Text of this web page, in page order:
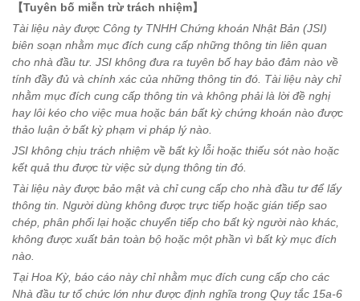
【Tuyên bố miễn trừ trách nhiệm】
Tài liệu này được Công ty TNHH Chứng khoán Nhật Bản (JSI)
biên soạn nhằm mục đích cung cấp những thông tin liên quan
cho nhà đầu tư. JSI không đưa ra tuyên bố hay bảo đảm nào về
tính đầy đủ và chính xác của những thông tin đó. Tài liệu này chỉ
nhằm mục đích cung cấp thông tin và không phải là lời đề nghị
hay lôi kéo cho việc mua hoặc bán bất kỳ chứng khoán nào được
thảo luận ở bất kỳ phạm vi pháp lý nào.
JSI không chịu trách nhiệm về bất kỳ lỗi hoặc thiếu sót nào hoặc
kết quả thu được từ việc sử dụng thông tin đó.
Tài liệu này được bảo mật và chỉ cung cấp cho nhà đầu tư để lấy
thông tin. Người dùng không được trực tiếp hoặc gián tiếp sao
chép, phân phối lại hoặc chuyển tiếp cho bất kỳ người nào khác,
không được xuất bản toàn bộ hoặc một phần vì bất kỳ mục đích
nào.
Tại Hoa Kỳ, báo cáo này chỉ nhằm mục đích cung cấp cho các
Nhà đầu tư tổ chức lớn như được định nghĩa trong Quy tắc 15a-6